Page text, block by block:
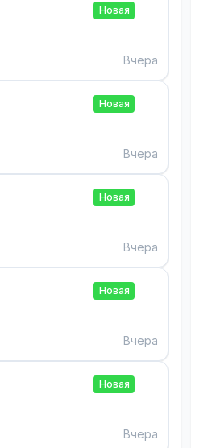
Новая
Вчера
Новая
Вчера
Новая
Вчера
Новая
Вчера
Новая
Вчера